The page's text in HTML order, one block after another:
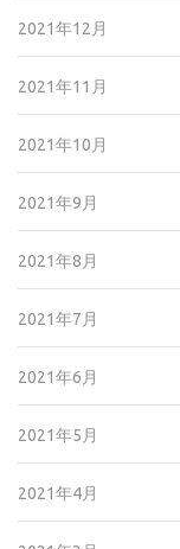
2021年12月
2021年11月
2021年10月
2021年9月
2021年8月
2021年7月
2021年6月
2021年5月
2021年4月